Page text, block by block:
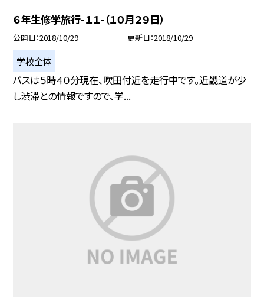
６年生修学旅行-１１-（１０月２９日）
公開日 2018/10/29 更新日 2018/10/29
学校全体
バスは５時４０分現在、吹田付近を走行中です。近畿道が少
し渋滞との情報ですので、学...